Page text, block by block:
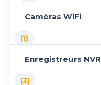
Caméras WiFi
(1)
Enregistreurs NVR
(3)